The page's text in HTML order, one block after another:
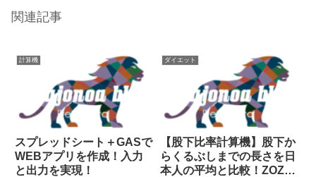
関連記事
計算機
スプレッドシート＋GASで
WEBアプリを作成！入力
と出力を実現！
ダイエット
【股下比率計算機】股下か
らくるぶしまでの長さを日
本人の平均と比較！ZOZO